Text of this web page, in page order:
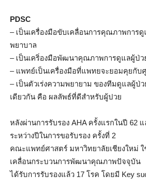
PDSC
– เป็นเครื่องมือขับเคลื่อนการคุณภาพการดู
พยาบาล
– เป็นเคริ่องมือพัฒนาคุณภาพการดูแลผู้ป่ว
– แพทย์เป็นเครื่องมือที่แพทยจะยอมคุยกั
– เป็นตัวเร่งความพยายาม ของทีมดูแลผู้ป่
เดียวกัน คือ ผลลัพธ์ที่ดีสำหรับผู้ปวย
หลังผ่านการรับรอง AHA ครั้งแรกในปี 62
ระหว่างปีในการขอรับรอง ครั้งที่ 2
คณะแพทย์ศาสตร์ มหาวิทยาลัยเชียงใหม่ ใ
เคลื่อนกระบวนการพัฒนาคุณภาพปัจจุบัน
ได้รับการรับรองแล้ว 17 โรค โดยมี Key